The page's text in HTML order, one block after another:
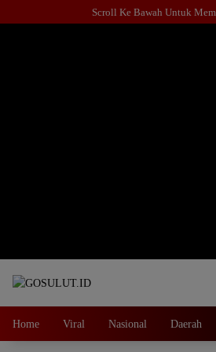
ke
Scroll Ke Bawah Untuk
Home Viral Nasional Daerah